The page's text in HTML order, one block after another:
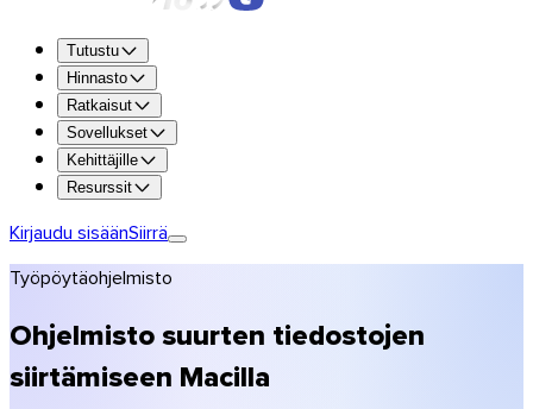
Kokeile Premiumia
Jopa 250 GB siirtoa kohden
1 TB tallennustilaa
Säilytys jopa 365 päivää
Oma brändäys (logo, värit)
Hanki Premium
Hanki Team
Hinnasto
Tutustu
Hinnasto
Ratkaisut
Sovellukset
Kehittäjille
Resurssit
Kirjaudu sisäänSiirrä
Työpöytäohjelmisto
Ohjelmisto suurten tiedostojen
siirtämiseen Macilla